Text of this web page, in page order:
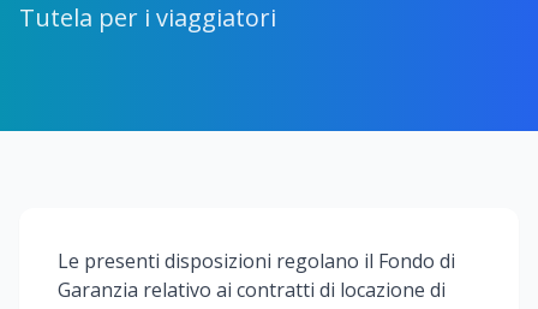
Tutela per i viaggiatori
Le presenti disposizioni regolano il Fondo di
Garanzia relativo ai contratti di locazione di